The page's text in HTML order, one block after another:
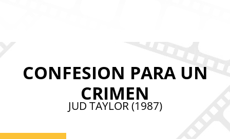
CONFESION PARA UN
CRIMEN
JUD TAYLOR (1987)